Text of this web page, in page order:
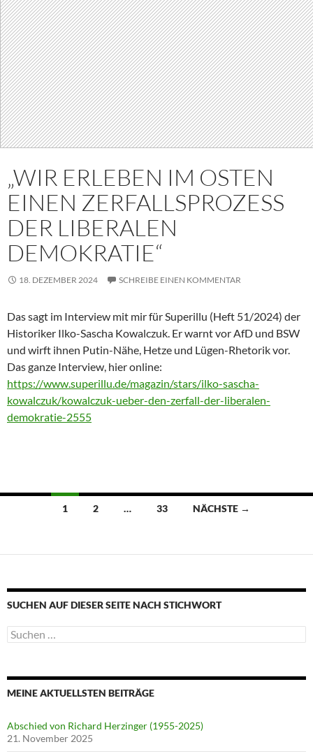
„WIR ERLEBEN IM OSTEN
EINEN ZERFALLSPROZESS
DER LIBERALEN
DEMOKRATIE“
18. DEZEMBER 2024 SCHREIBE EINEN KOMMENTAR
Das sagt im Interview mit mir für Superillu (Heft 51/2024) der
Historiker Ilko-Sascha Kowalczuk. Er warnt vor AfD und BSW
und wirft ihnen Putin-Nähe, Hetze und Lügen-Rhetorik vor.
Das ganze Interview, hier online:
https://www.superillu.de/magazin/stars/ilko-sascha-
kowalczuk/kowalczuk-ueber-den-zerfall-der-liberalen-
demokratie-2555
Beitragsnavigation
1 2 … 33 NÄCHSTE →
SUCHEN AUF DIESER SEITE NACH STICHWORT
Suche
nach:
MEINE AKTUELLSTEN BEITRÄGE
Abschied von Richard Herzinger (1955-2025)
21. November 2025